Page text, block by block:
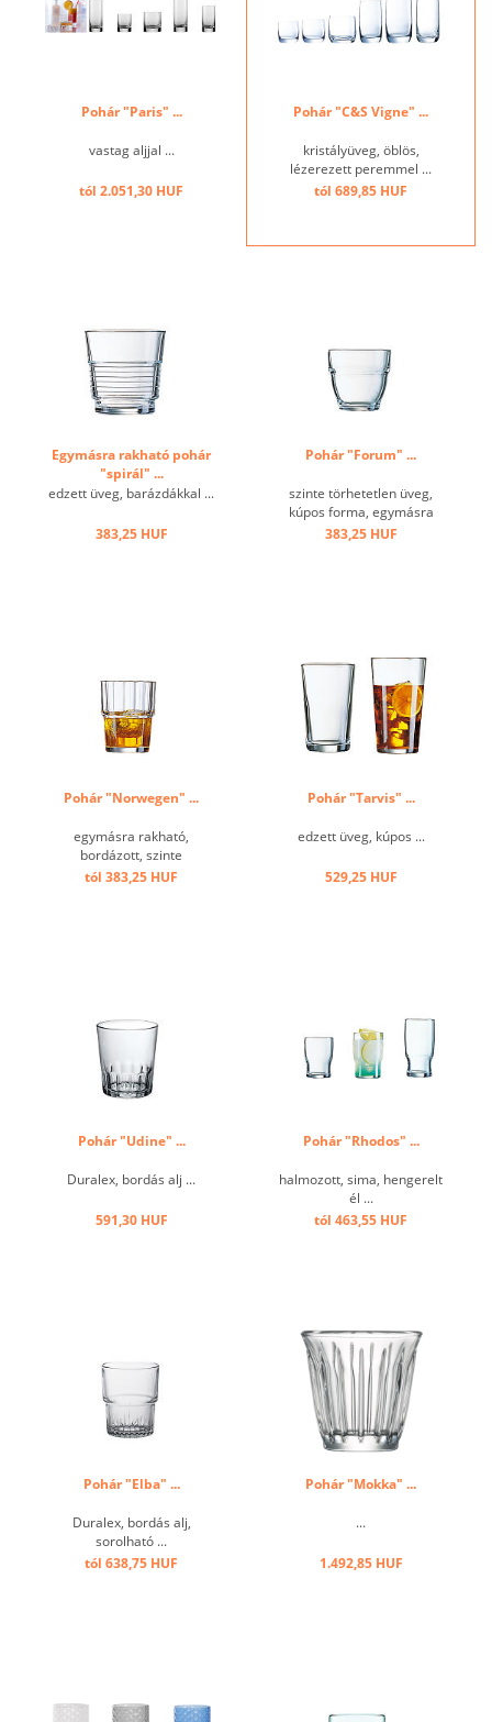
Pohár "Paris" ...
vastag aljjal ...
tól 2.051,30 HUF
Pohár "C&S Vigne" ...
kristályüveg, öblös,
lézerezett peremmel ...
tól 689,85 HUF
Egymásra rakható pohár
"spirál" ...
edzett üveg, barázdákkal ...
383,25 HUF
Pohár "Forum" ...
szinte törhetetlen üveg,
kúpos forma, egymásra
rakható ...
383,25 HUF
Pohár "Norwegen" ...
egymásra rakható,
bordázott, szinte
törhetetlen ...
tól 383,25 HUF
Pohár "Tarvis" ...
edzett üveg, kúpos ...
529,25 HUF
Pohár "Udine" ...
Duralex, bordás alj ...
591,30 HUF
Pohár "Rhodos" ...
halmozott, sima, hengerelt
él ...
tól 463,55 HUF
Pohár "Elba" ...
Duralex, bordás alj,
sorolható ...
tól 638,75 HUF
Pohár "Mokka" ...
...
1.492,85 HUF